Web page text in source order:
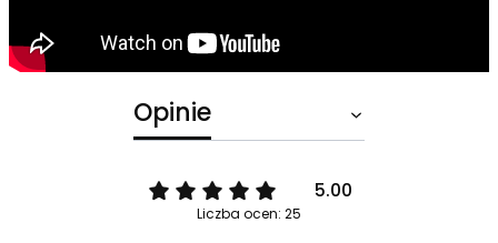
Opinie
5.00
Liczba ocen: 25